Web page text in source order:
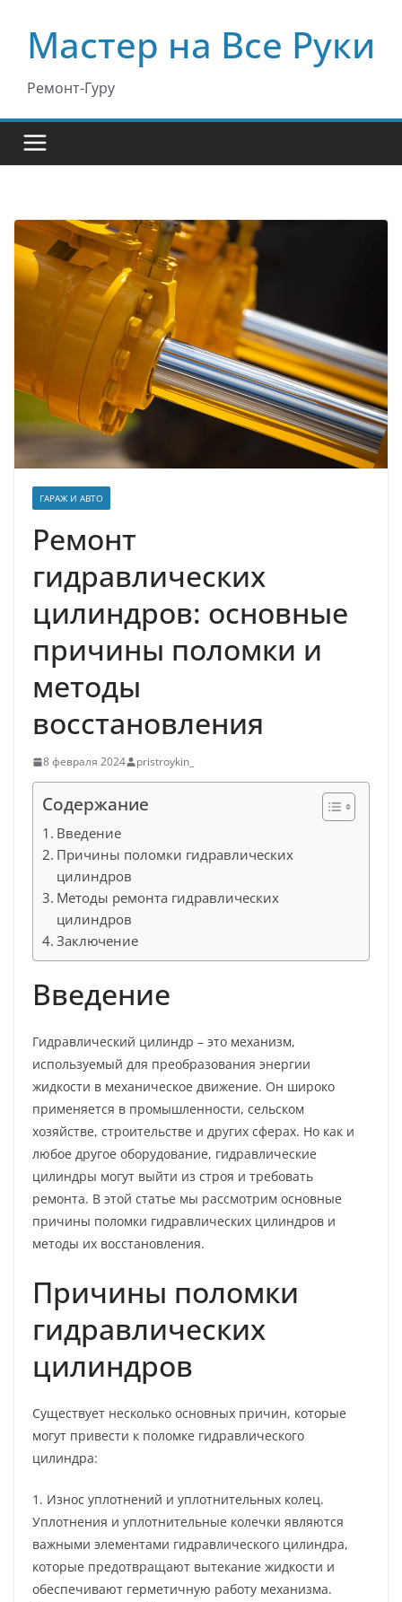
содержимому
Мастер на Все Руки
Ремонт-Гуру
ГАРАЖ И АВТО
Ремонт
гидравлических
цилиндров: основные
причины поломки и
методы
восстановления
8 февраля 2024 pristroykin_
Содержание
Введение
Причины поломки гидравлических
цилиндров
Методы ремонта гидравлических
цилиндров
Заключение
Введение
Гидравлический цилиндр – это механизм,
используемый для преобразования энергии
жидкости в механическое движение. Он широко
применяется в промышленности, сельском
хозяйстве, строительстве и других сферах. Но как и
любое другое оборудование, гидравлические
цилиндры могут выйти из строя и требовать
ремонта. В этой статье мы рассмотрим основные
причины поломки гидравлических цилиндров и
методы их восстановления.
Причины поломки
гидравлических
цилиндров
Существует несколько основных причин, которые
могут привести к поломке гидравлического
цилиндра:
1. Износ уплотнений и уплотнительных колец.
Уплотнения и уплотнительные колечки являются
важными элементами гидравлического цилиндра,
которые предотвращают вытекание жидкости и
обеспечивают герметичную работу механизма.